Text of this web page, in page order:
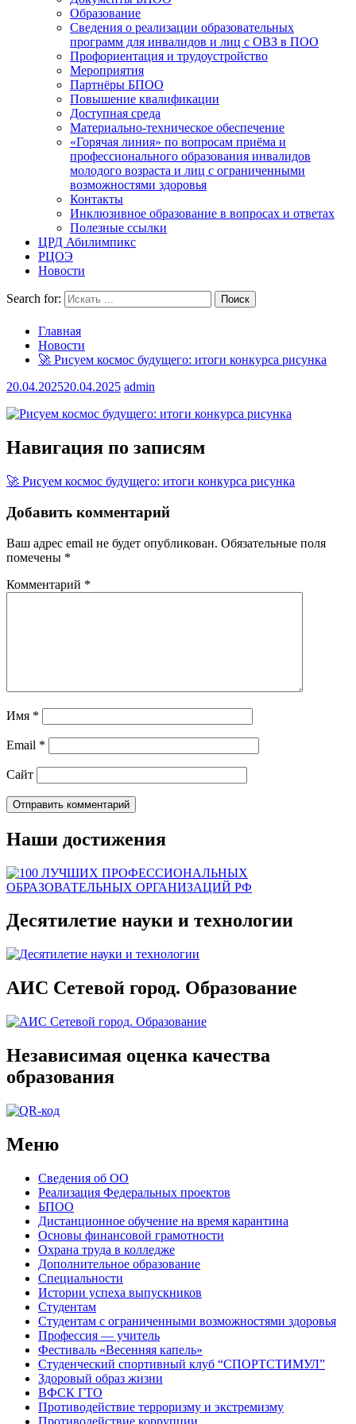
Образование
Сведения о реализации образовательных
программ для инвалидов и лиц с ОВЗ в ПОО
Профориентация и трудоустройство
Мероприятия
Партнёры БПОО
Повышение квалификации
Доступная среда
Материально-техническое обеспечение
«Горячая линия» по вопросам приёма и
профессионального образования инвалидов
молодого возраста и лиц с ограниченными
возможностями здоровья
Контакты
Инклюзивное образование в вопросах и ответах
Полезные ссылки
ЦРД Абилимпикс
РЦОЭ
Новости
Search for:
Главная
Новости
🚀 Рисуем космос будущего: итоги конкурса рисунка
20.04.202520.04.2025 admin
Навигация по записям
🚀 Рисуем космос будущего: итоги конкурса рисунка
Добавить комментарий
Ваш адрес email не будет опубликован. Обязательные поля
помечены *
Комментарий *
Имя *
Email *
Сайт
Наши достижения
Десятилетие науки и технологии
АИС Сетевой город. Образование
Независимая оценка качества
образования
Меню
Сведения об ОО
Реализация Федеральных проектов
БПОО
Дистанционное обучение на время карантина
Основы финансовой грамотности
Охрана труда в колледже
Дополнительное образование
Специальности
Истории успеха выпускников
Студентам
Студентам с ограниченными возможностями здоровья
Профессия — учитель
Фестиваль «Весенняя капель»
Студенческий спортивный клуб “СПОРТСТИМУЛ”
Здоровый образ жизни
ВФСК ГТО
Противодействие терроризму и экстремизму
Противодействие коррупции